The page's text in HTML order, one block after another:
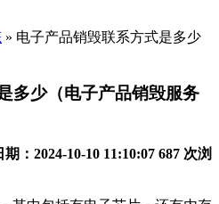
» 电子产品销毁联系方式是多少
多少（电子产品销毁服务
：2024-10-10 11:10:07 687 次浏